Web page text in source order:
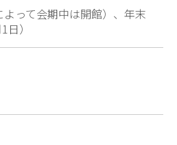
って会期中は開館）、年末
）